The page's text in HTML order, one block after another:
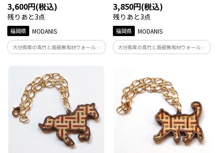
3,600円(税込)
残りあと3点
福岡県 MODANIS
大分県産の真竹と高級無垢材ウォールナ
ットを組み合わせた、縁起の良い竹のブ
て、ジャケットやストール、帽子などに
さりげない和の品格を添えます。
3,850円(税込)
残りあと3点
福岡県 MODANIS
大分県産の真竹と高級無垢材ウォールナ
ットを組み合わせた、縁起の良い竹のア
えます。